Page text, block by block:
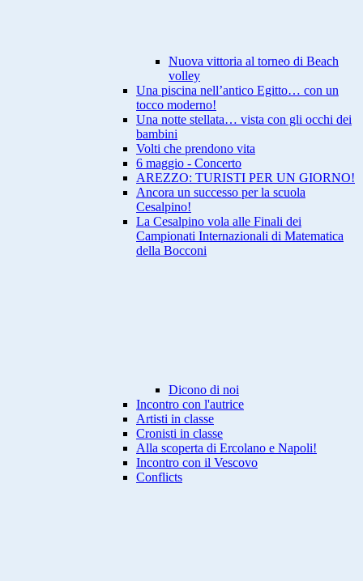
Nuova vittoria al torneo di Beach
volley
Una piscina nell’antico Egitto… con un
tocco moderno!
Una notte stellata… vista con gli occhi dei
bambini
Volti che prendono vita
6 maggio - Concerto
AREZZO: TURISTI PER UN GIORNO!
Ancora un successo per la scuola
Cesalpino!
La Cesalpino vola alle Finali dei
Campionati Internazionali di Matematica
della Bocconi
Dicono di noi
Incontro con l'autrice
Artisti in classe
Cronisti in classe
Alla scoperta di Ercolano e Napoli!
Incontro con il Vescovo
Conflicts